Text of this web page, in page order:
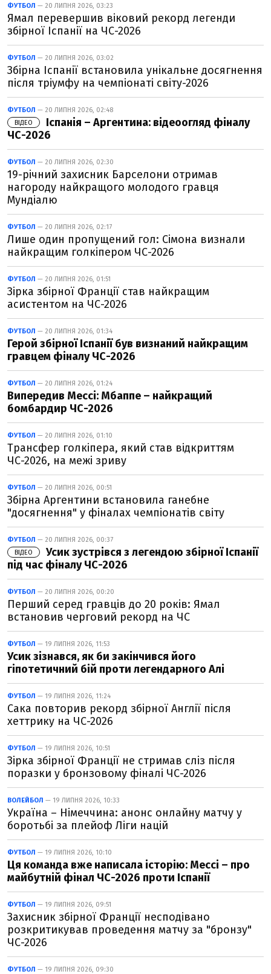
ФУТБОЛ — 20 ЛИПНЯ 2026, 03:23
Ямал перевершив віковий рекорд легенди
збірної Іспанії на ЧС-2026
ФУТБОЛ — 20 ЛИПНЯ 2026, 03:02
Збірна Іспанії встановила унікальне досягнення
після тріумфу на чемпіонаті світу-2026
ФУТБОЛ — 20 ЛИПНЯ 2026, 02:48
ВІДЕО
Іспанія – Аргентина: відеоогляд фіналу
ЧС-2026
ФУТБОЛ — 20 ЛИПНЯ 2026, 02:30
19-річний захисник Барселони отримав
нагороду найкращого молодого гравця
Мундіалю
ФУТБОЛ — 20 ЛИПНЯ 2026, 02:17
Лише один пропущений гол: Сімона визнали
найкращим голкіпером ЧС-2026
ФУТБОЛ — 20 ЛИПНЯ 2026, 01:51
Зірка збірної Франції став найкращим
асистентом на ЧС-2026
ФУТБОЛ — 20 ЛИПНЯ 2026, 01:34
Герой збірної Іспанії був визнаний найкращим
гравцем фіналу ЧС-2026
ФУТБОЛ — 20 ЛИПНЯ 2026, 01:24
Випередив Мессі: Мбаппе – найкращий
бомбардир ЧС-2026
ФУТБОЛ — 20 ЛИПНЯ 2026, 01:10
Трансфер голкіпера, який став відкриттям
ЧС-2026, на межі зриву
ФУТБОЛ — 20 ЛИПНЯ 2026, 00:51
Збірна Аргентини встановила ганебне
"досягнення" у фіналах чемпіонатів світу
ФУТБОЛ — 20 ЛИПНЯ 2026, 00:37
ВІДЕО
Усик зустрівся з легендою збірної Іспанії
під час фіналу ЧС-2026
ФУТБОЛ — 20 ЛИПНЯ 2026, 00:20
Перший серед гравців до 20 років: Ямал
встановив черговий рекорд на ЧС
ФУТБОЛ — 19 ЛИПНЯ 2026, 11:53
Усик зізнався, як би закінчився його
гіпотетичний бій проти легендарного Алі
ФУТБОЛ — 19 ЛИПНЯ 2026, 11:24
Сака повторив рекорд збірної Англії після
хеттрику на ЧС-2026
ФУТБОЛ — 19 ЛИПНЯ 2026, 10:51
Зірка збірної Франції не стримав сліз після
поразки у бронзовому фіналі ЧС-2026
ВОЛЕЙБОЛ — 19 ЛИПНЯ 2026, 10:33
Україна – Німеччина: анонс онлайну матчу у
боротьбі за плейоф Ліги націй
ФУТБОЛ — 19 ЛИПНЯ 2026, 10:10
Ця команда вже написала історію: Мессі – про
майбутній фінал ЧС-2026 проти Іспанії
ФУТБОЛ — 19 ЛИПНЯ 2026, 09:51
Захисник збірної Франції несподівано
розкритикував проведення матчу за "бронзу"
ЧС-2026
ФУТБОЛ — 19 ЛИПНЯ 2026, 09:30